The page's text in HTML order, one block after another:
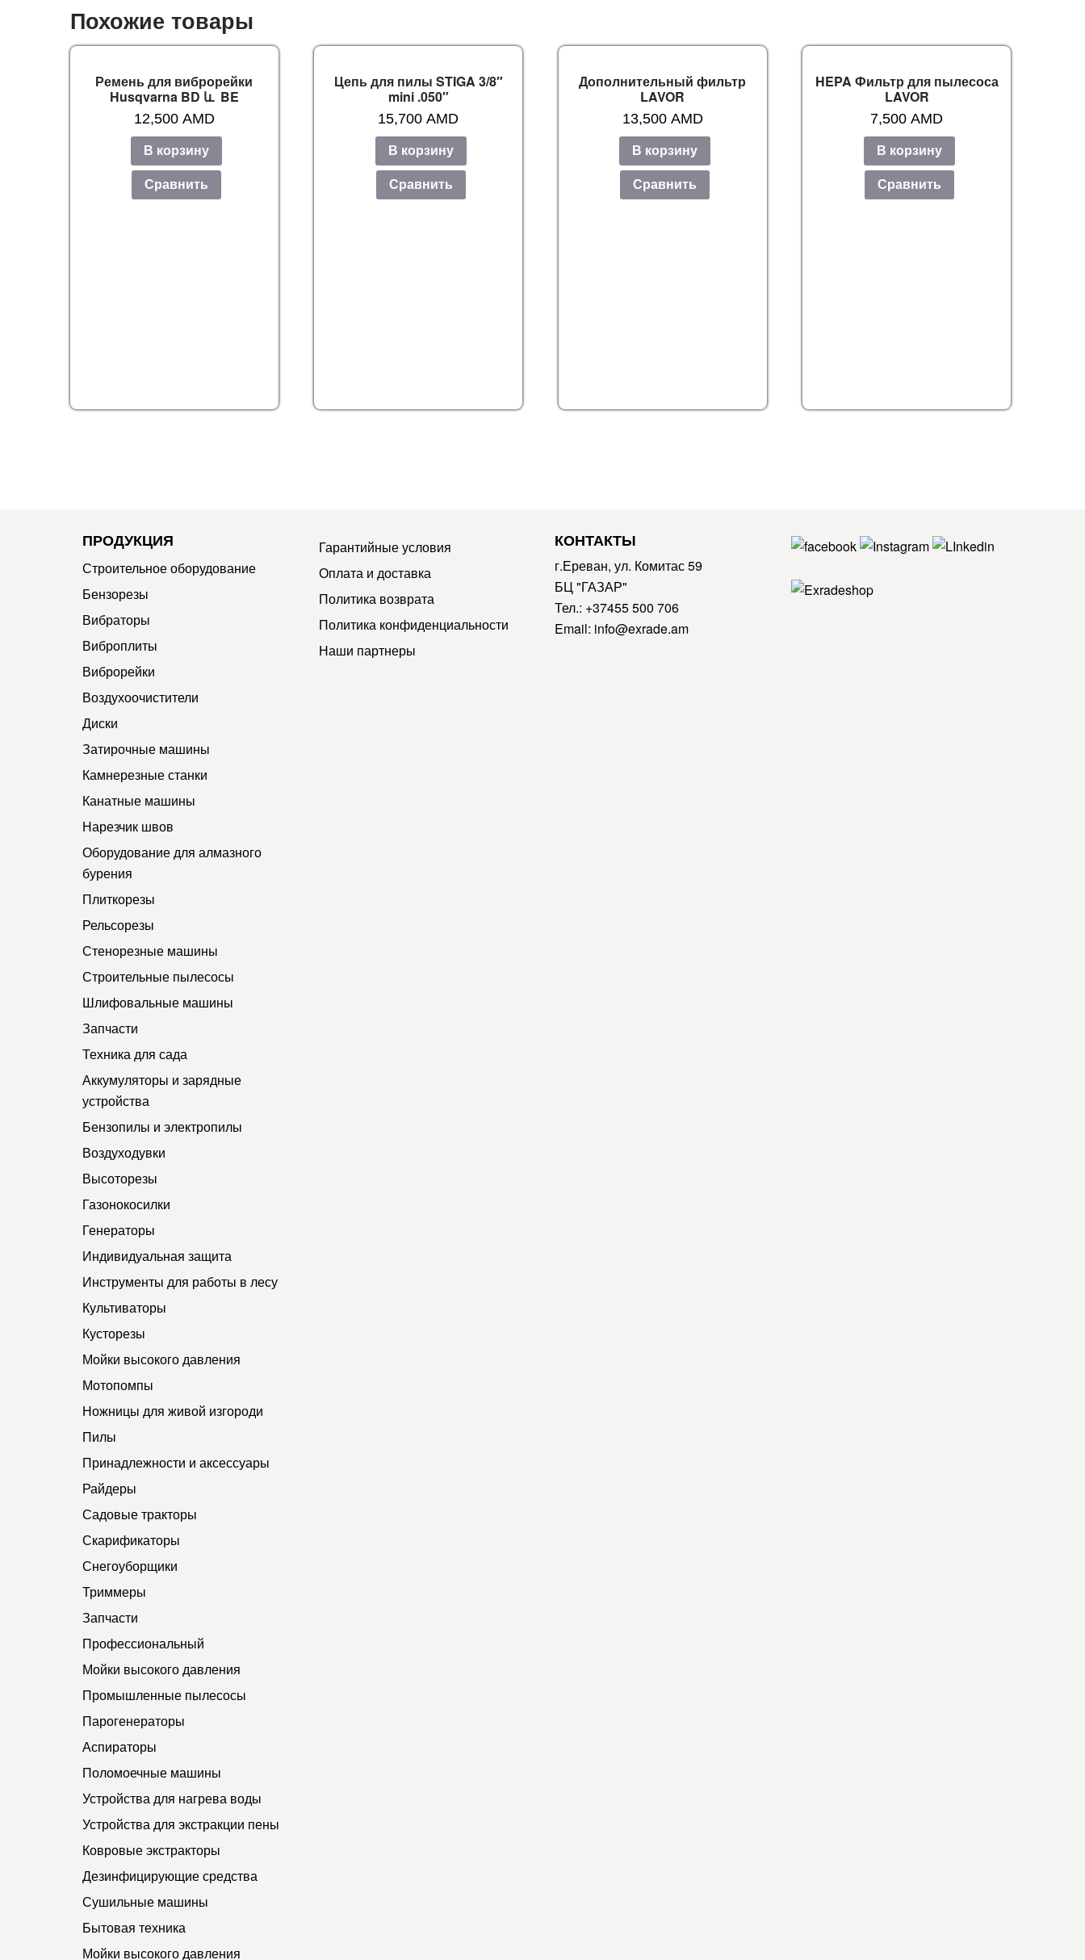
Похожие товары
Ремень для виброрейки
Husqvarna BD և BE
12,500 AMD
В корзину
Сравнить
Цепь для пилы STIGA 3/8″
mini .050″
15,700AMD
В корзину
Сравнить
Дополнительный фильтр
LAVOR
13,500 AMD
В корзину
Сравнить
HEPA Фильтр для пылесоса
LAVOR
7,500AMD
В корзину
Сравнить
ПРОДУКЦИЯ
Строительное оборудование
Бензорезы
Вибраторы
Виброплиты
Виброрейки
Воздухоочистители
Диски
Затирочные машины
Камнерезные станки
Канатные машины
Нарезчик швов
Оборудование для алмазного
бурения
Плиткорезы
Рельсорезы
Стенорезные машины
Строительные пылесосы
Шлифовальные машины
Запчасти
Техника для сада
Аккумуляторы и зарядные
устройства
Бензопилы и электропилы
Воздуходувки
Высоторезы
Газонокосилки
Генераторы
Индивидуальная защита
Инструменты для работы в лесу
Культиваторы
Кусторезы
Мойки высокого давления
Мотопомпы
Ножницы для живой изгороди
Пилы
Принадлежности и аксессуары
Райдеры
Садовые тракторы
Скарификаторы
Снегоуборщики
Триммеры
Запчасти
Профессиональный
Мойки высокого давления
Промышленные пылесосы
Парогенераторы
Аспираторы
Поломоечные машины
Устройства для нагрева воды
Устройства для экстракции пены
Ковровые экстракторы
Дезинфицирующие средства
Сушильные машины
Бытовая техника
Мойки высокого давления
Гарантийные условия
Оплата и доставка
Политика возврата
Политика конфиденциальности
Наши партнеры
КОНТАКТЫ
г.Ереван, ул. Комитас 59
БЦ "ГАЗАР"
Тел.: +37455 500 706
Email: info@exrade.am